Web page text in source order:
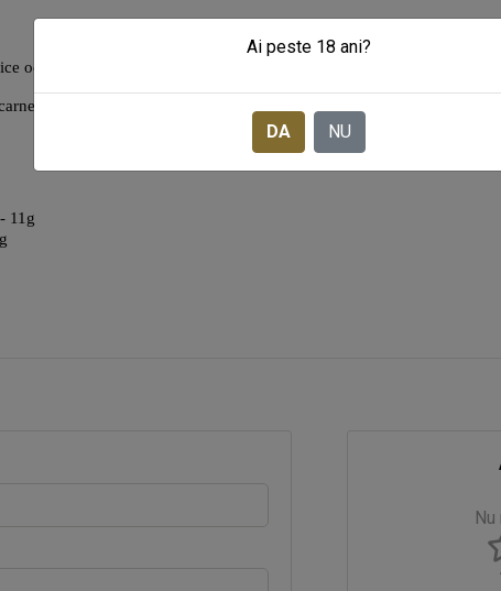
ocazie.
de porc, albus de ou, apa, amidon de cartofi, riesling (2%), sare,
11g
Ai peste 18 ani?
DA NU